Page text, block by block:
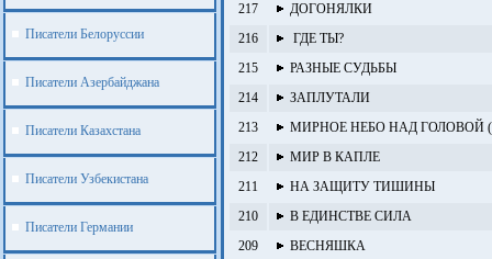
Писатели Белоруссии
Писатели Азербайджана
Писатели Казахстана
Писатели Узбекистана
Писатели Германии
217
ДОГОНЯЛКИ
216
ГДЕ ТЫ?
215
РАЗНЫЕ СУДЬБЫ
214
ЗАПЛУТАЛИ
213
МИРНОЕ НЕБО НАД ГОЛОВОЙ
212
МИР В КАПЛЕ
211
НА ЗАЩИТУ ТИШИНЫ
210
В ЕДИНСТВЕ СИЛА
209
ВЕСНЯШКА